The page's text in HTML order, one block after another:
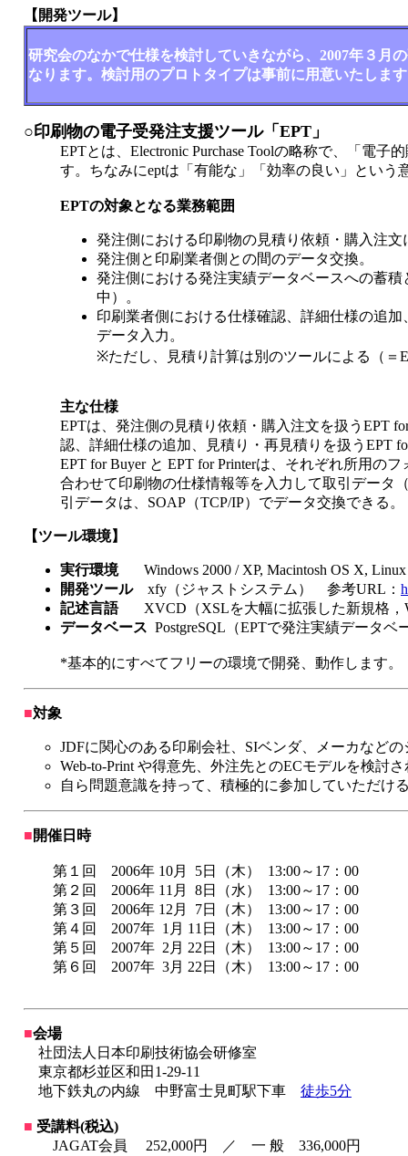
【開発ツール】
研究会のなかで仕様を検討していきながら、2007年３月
なります。検討用のプロトタイプは事前に用意いたしま
○印刷物の電子受発注支援ツール「EPT」
EPTとは、Electronic Purchase Toolの略称で、「電子
す。ちなみにeptは「有能な」「効率の良い」という
EPTの対象となる業務範囲
発注側における印刷物の見積り依頼・購入注
発注側と印刷業者側との間のデータ交換。
発注側における発注実績データベースへの蓄
中）。
印刷業者側における仕様確認、詳細仕様の追
データ入力。
※ただし、見積り計算は別のツールによる（＝
主な仕様
EPTは、発注側の見積り依頼・購入注文を扱うEPT
認、詳細仕様の追加、見積り・再見積りを扱うEPT
EPT for Buyer と EPT for Printerは、それぞれ所用の
合わせて印刷物の仕様情報等を入力して取引データ
引データは、SOAP（TCP/IP）でデータ交換できる。
【ツール環境】
実行環境Windows 2000 / XP, Macintosh OS X, Linux
開発ツールxfy（ジャストシステム） 参考URL：
記述言語XVCD（XSLを大幅に拡張した新規格，
データベース PostgreSQL（EPTで発注実績データベ
*基本的にすべてフリーの環境で開発、動作します。
■対象
JDFに関心のある印刷会社、SIベンダ、メーカなど
Web-to-Print や得意先、外注先とのECモデルを検討
自ら問題意識を持って、積極的に参加していただけ
■開催日時
第１回 2006年 10月 5日（木） 13:00～17：00
第２回 2006年 11月 8日（水） 13:00～17：00
第３回 2006年 12月 7日（木） 13:00～17：00
第４回 2007年 1月 11日（木） 13:00～17：00
第５回 2007年 2月 22日（木） 13:00～17：00
第６回 2007年 3月 22日（木） 13:00～17：00
■会場
社団法人日本印刷技術協会研修室
東京都杉並区和田1-29-11
地下鉄丸の内線 中野富士見町駅下車 徒歩5分
■ 受講料(税込)
JAGAT会員 252,000円 ／ 一 般 336,000円